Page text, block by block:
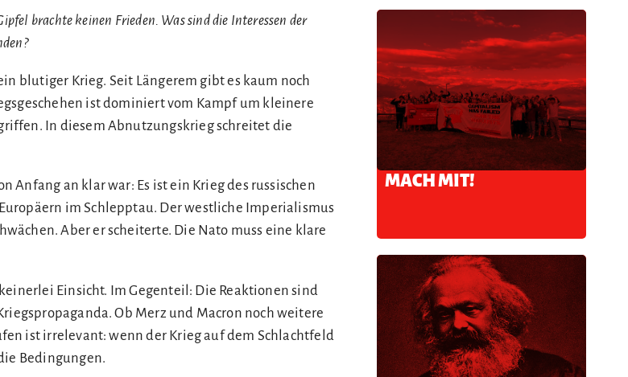
brachte keinen Frieden. Was sind die Interessen der
blutiger Krieg. Seit Längerem gibt es kaum noch
ist dominiert vom Kampf um kleinere
In diesem Abnutzungskrieg schreitet die
Anfang an klar war: Es ist ein Krieg des russischen
im Schlepptau. Der westliche Imperialismus
Aber er scheiterte. Die Nato muss eine klare
Einsicht. Im Gegenteil: Die Reaktionen sind
Ob Merz und Macron noch weitere
ist irrelevant: wenn der Krieg auf dem Schlachtfeld
Bedingungen.
MACH MIT!